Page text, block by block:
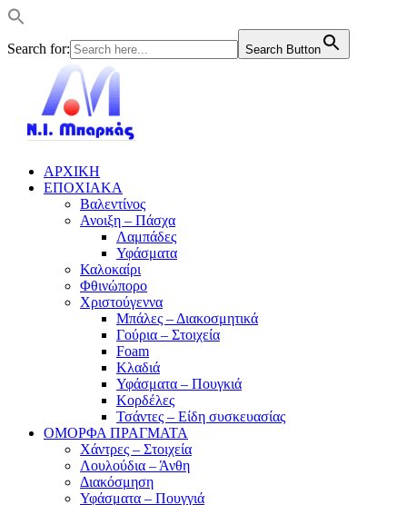
Search for: Search Button
ΑΡΧΙΚΗ
ΕΠΟΧΙΑΚΑ
Βαλεντίνος
Ανοιξη – Πάσχα
Λαμπάδες
Υφάσματα
Καλοκαίρι
Φθινώπορο
Χριστούγεννα
Μπάλες – Διακοσμητικά
Γούρια – Στοιχεία
Foam
Κλαδιά
Υφάσματα – Πουγκιά
Κορδέλες
Τσάντες – Είδη συσκευασίας
ΟΜΟΡΦΑ ΠΡΑΓΜΑΤΑ
Χάντρες – Στοιχεία
Λουλούδια – Άνθη
Διακόσμηση
Υφάσματα – Πουγγιά